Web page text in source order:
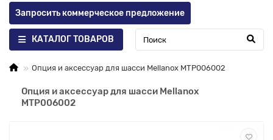
Запросить коммерческое предложение
КАТАЛОГ ТОВАРОВ
Опция и аксессуар для шасси Mellanox MTP006002
Опция и аксессуар для шасси Mellanox
MTP006002